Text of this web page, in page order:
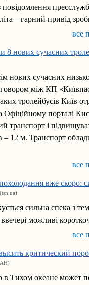
– гарний привід
все
нових сучасних
нових сучасних
між КП
тролейбусів Київ
Офіційному порталі
транспорт і
– 12 м. Транспорт
все
вже скоро:
(tsn.ua)
сильна спека з
можливі
все
критический
Тихом океане может